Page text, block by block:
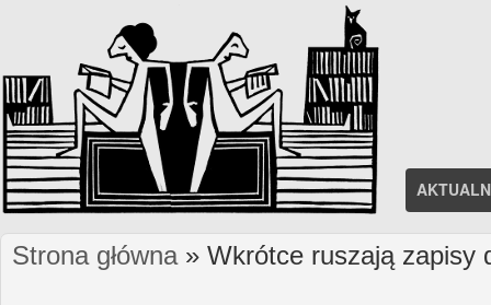
Jesteś tutaj
Strona główna» Wkrótce ruszają zapisy